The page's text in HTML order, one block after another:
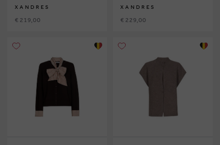
XANDRES
€ 219,00
XANDRES
€ 229,00